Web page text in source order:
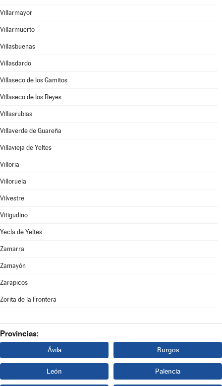
Villarmayor
Villarmuerto
Villasbuenas
Villasdardo
Villaseco de los Gamitos
Villaseco de los Reyes
Villasrubias
Villaverde de Guareña
Villavieja de Yeltes
Villoria
Villoruela
Vilvestre
Vitigudino
Yecla de Yeltes
Zamarra
Zamayón
Zarapicos
Zorita de la Frontera
Provincias:
Ávila Burgos
León Palencia